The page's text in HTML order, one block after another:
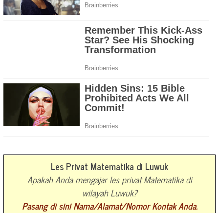
Les Privat Matematika di Luwuk
Apakah Anda mengajar les privat Matematika di
wilayah Luwuk?
Pasang di sini Nama/Alamat/Nomor Kontak Anda.